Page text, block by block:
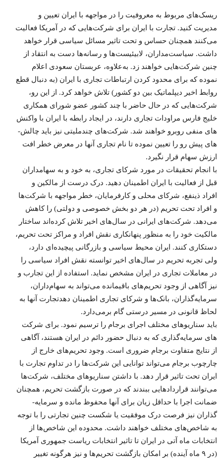
ریسک‌­های مربوط به معروفیت را در مواجهه با ایران تعیین و
مدیریت کنید. تجارت با ایران برای شرکت‌­هایی که در آمریکا فعالیت
می‌­کنند همچنان حساس و تحت تاثیر مسائل سیاسی قرار خواهد
داشت. سیاست­‌مداران، لابیئیست‌­ها و رسانه‌­ها دست به انتقاد از
چنین شرکت‌­هایی خواهند زد. به‌­علاوه، عربستان سعودی اعلام
نموده که برای محدود کردن ارتباطات تجاری با ایران (به ­دنبال قطع
روابط اخیر دیپلماتیک بین دو کشور) تلاش خواهد کرد. از این ­رو،
شرکت‌­هایی که در حال حاضر با چند کشور عضو شورای همکاری
خلیج ­فارس مراودات تجاری دارند، در ایجاد رابطه با ایران با واکنش­‌
های منفی رو­ب­رو خواهند شد. شرکت‌­های چندملیتی نیز باید چالش‌­
های پیش­ رو را تعیین نموده تا نام تجاری آنها در معرض خطر افت
ارزش سهام­ قرار نگیرد.
با انجام تحقیقات در مورد شرکای تجاری، به خود و به سهام­داران
قبل از فعالیت با ایران اطمینان دهید. درک درست از مالکین و
افراد ذی­نفع، شرکای محلی و کارفرمایان، خطر مواجهه با شرکت­‌ها
و افراد تحت تحریم (در هر دو بخش خصوصی و دولتی) را کاهش
می‌­دهد. شرکت‌های ایرانی در سال‌­های اخیر تلاش کرده‌­اند ساختار
مالکیت خود را به منظور پنهان­کاری نقش افراد و مراکز تحت تحریم،
دستکاری کنند. ایران محیط سیاسی و بازرگانی پیچیده­‌ای دارد،
ولی تجربه تحریم در سال‌­های اخیر توانسته نقش افراد سیاسی را
در معاملات تجاری در ایران مشخص نماید. استفاده از این تجارب و
نیز آگاهی از وجود تحریم‌­های باقیمانده می‌­تواند به سهام‌داران،
سرمایه‌­گذاران، بانک‌­ها و شرکای تجاری اطمینان دهدتجارت آنها به
لحاظ قانونی در مسیر درستی گام برمی‌­دارد.
باید سناریو­های مختلف اجرای برجام را ترسیم نمود. برای شرکت­‌
های سرمایه­‌گذاری که به دنبال حضور دائم در ایران هستند، آگاهی
از نتایج متفاوت برجام ضروری است. وجود تحریم‌­های خارج از
چارچوب برجام می­‌تواند توانایی این شرکت­‌ها را در تداوم تجارت با
ایران تحت تاثیر قرار دهد. با داشتن سناریوهای مختلف، شرکت­‌ها
می­‌توانند قراردادهایی ببندند که در صورت بازگشت تحریم، همچنان
ضمانت اجرا با حداقل زیان برای آنها محفوظ مانده و سرمایه‌­
گذاران نیز فرصت درک موفقیت یا شکست چنین تجارتی را با توجه
به شاخص‌­های مختلف خواهند داشت. محدوده این شاخص‌­ها از
انتخابات ماه آتی در ایران تا تاثیر انتخابات ریاست ­جمهوری آمریکا
(در ۹ ماه آینده) بر امکان بازگشت تحریم‌­ها و نیز هرگونه تغییر